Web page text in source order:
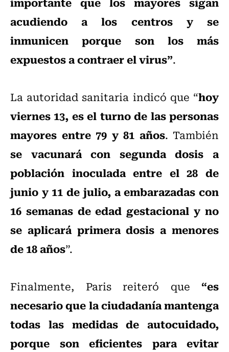
acudiendo a los centros y se
inmunicen porque son los más
expuestos a contraer el virus”.
La autoridad sanitaria indicó que “hoy
viernes 13, es el turno de las personas
mayores entre 79 y 81 años. También
se vacunará con segunda dosis a
población inoculada entre el 28 de
junio y 11 de julio, a embarazadas con
16 semanas de edad gestacional y no
se aplicará primera dosis a menores
de 18 años”.
Finalmente, Paris reiteró que “es
necesario que la ciudadanía mantenga
todas las medidas de autocuidado,
porque son eficientes para evitar